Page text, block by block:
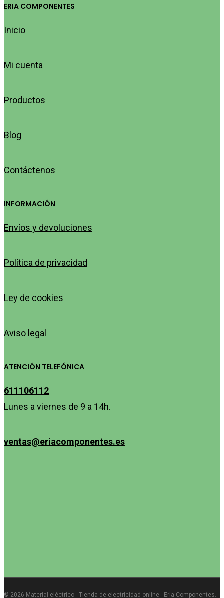
ERIA COMPONENTES
Inicio
Mi cuenta
Productos
Blog
Contáctenos
INFORMACIÓN
Envíos y devoluciones
Política de privacidad
Ley de cookies
Aviso legal
ATENCIÓN TELEFÓNICA
611106112
Lunes a viernes de 9 a 14h.
ventas@eriacomponentes.es
© 2026 Material eléctrico - Tienda de electricidad online - Eria Componentes.